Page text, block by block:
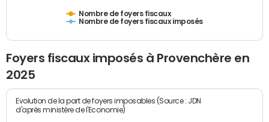
Nombre de foyers fiscaux
Nombre de foyers fiscaux imposés
Foyers fiscaux imposés à Provenchère en
2025
Evolution de la part de foyers imposables (Source : JDN
d'après ministère de l'Economie)